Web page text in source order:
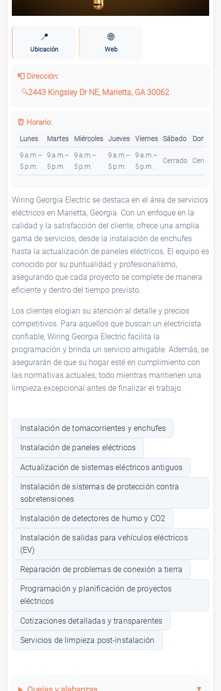
📍
Ubicación
🌐
Web
📮 Dirección:
2443 Kingsley Dr NE, Marietta, GA 30062
⏰ Horario:
Lunes Martes Miércoles Jueves Viernes Sábado Domingo
9 a.m.–
5 p.m.
9 a.m.–
5 p.m.
9 a.m.–
5 p.m.
9 a.m.–
5 p.m.
9 a.m.–
5 p.m.
Cerrado Cerrado
Wiring Georgia Electric se destaca en el área de servicios
eléctricos en Marietta, Georgia. Con un enfoque en la
calidad y la satisfacción del cliente, ofrece una amplia
gama de servicios, desde la instalación de enchufes
hasta la actualización de paneles eléctricos. El equipo es
conocido por su puntualidad y profesionalismo,
asegurando que cada proyecto se complete de manera
eficiente y dentro del tiempo previsto.
Los clientes elogian su atención al detalle y precios
competitivos. Para aquellos que buscan un electricista
confiable, Wiring Georgia Electric facilita la
programación y brinda un servicio amigable. Además, se
asegurarán de que su hogar esté en cumplimiento con
las normativas actuales, todo mientras mantienen una
limpieza excepcional antes de finalizar el trabajo.
Instalación de tomacorrientes y enchufes
Instalación de paneles eléctricos
Actualización de sistemas eléctricos antiguos
Instalación de sistemas de protección contra
sobretensiones
Instalación de detectores de humo y CO2
Instalación de salidas para vehículos eléctricos
(EV)
Reparación de problemas de conexión a tierra
Programación y planificación de proyectos
eléctricos
Cotizaciones detalladas y transparentes
Servicios de limpieza post-instalación